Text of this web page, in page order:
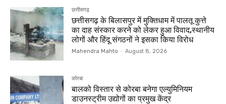
छत्तीसगढ़
छत्तीसगढ़ के बिलासपुर में मुक्तिधाम में पालतू कुत्ते
का दाह संस्कार करने को लेकर हुआ विवाद,स्थानीय
लोगों और हिंदू संगठनों ने इसका किया विरोध
Mahendra Mahto - August 8, 2026
कोरबा
बालको विस्तार से कोरबा बनेगा एल्युमिनियम
डाउनस्ट्रीम उद्योगों का प्रमुख केंद्र